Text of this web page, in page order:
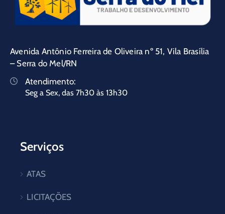
Avenida Antônio Ferreira de Oliveira nº 51, Vila Brasília
– Serra do Mel/RN
Atendimento:
Seg a Sex, das 7h30 às 13h30
Serviços
ATAS
LICITAÇÕES